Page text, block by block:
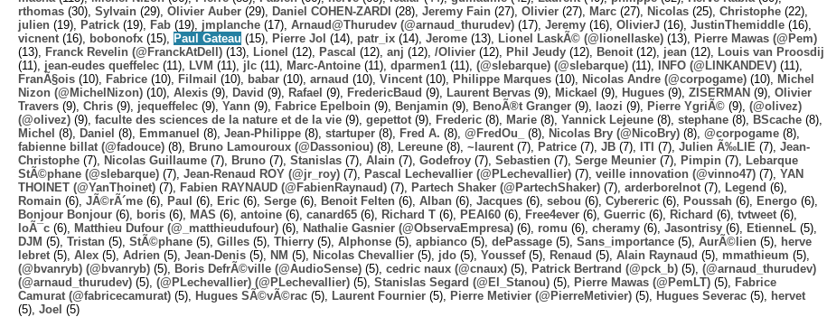
rthomas (30), Sylvain (29), Olivier Auber (29), Daniel COHEN-ZARDI (28), Jeremy Fain (27), Olivier (27), Marc (27), Nicolas (25), Christophe (22),
julien (19), Patrick (19), Fab (19), jmplanche (17), Arnaud@Thurudev (@arnaud_thurudev) (17), Jeremy (16), OlivierJ (16), JustinThemiddle (16),
vicnent (16), bobonofx (15), Paul Gateau (15), Pierre Jol (14), patr_ix (14), Jerome (13), Lionel LaskÃ© (@lionellaske) (13),
Pierre Mawas (@Pem)
(13),
Franck Revelin (@FranckAtDell) (13), Lionel (12), Pascal (12), anj (12), /Olivier (12), Phil Jeudy (12), Benoit (12), jean (12),
Louis van Proosdij
(11), jean-eudes queffelec (11), LVM (11), jlc (11), Marc-Antoine (11), dparmen1 (11), (@slebarque) (@slebarque) (11), INFO (@LINKANDEV) (11),
FranÃ§ois (10), Fabrice (10), Filmail (10), babar (10), arnaud (10), Vincent (10), Philippe Marques (10), Nicolas Andre (@corpogame) (10),
Michel
Nizon (@MichelNizon) (10), Alexis (9), David (9), Rafael (9), FredericBaud (9), Laurent Bervas (9), Mickael (9), Hugues (9), ZISERMAN (9), Olivier
Travers (9), Chris (9), jequeffelec (9), Yann (9), Fabrice Epelboin (9), Benjamin (9), BenoÃ®t Granger (9), laozi (9), Pierre YgriÃ© (9), (@olivez)
(@olivez) (9), faculte des sciences de la nature et de la vie (9), gepettot (9), Frederic (8), Marie (8), Yannick Lejeune (8), stephane (8), BScache (8),
Michel (8), Daniel (8), Emmanuel (8), Jean-Philippe (8), startuper (8), Fred A. (8), @FredOu_ (8), Nicolas Bry (@NicoBry) (8), @corpogame (8),
fabienne billat (@fadouce) (8), Bruno Lamouroux (@Dassoniou) (8), Lereune (8), ~laurent (7), Patrice (7), JB (7), ITI (7), Julien Ã‰LIE (7), Jean-
Christophe (7), Nicolas Guillaume (7), Bruno (7), Stanislas (7), Alain (7), Godefroy (7), Sebastien (7), Serge Meunier (7), Pimpin (7),
Lebarque
StÃ©phane (@slebarque) (7), Jean-Renaud ROY (@jr_roy) (7), Pascal Lechevallier (@PLechevallier) (7), veille innovation (@vinno47) (7), YAN
THOINET (@YanThoinet) (7), Fabien RAYNAUD (@FabienRaynaud) (7), Partech Shaker (@PartechShaker) (7), arderborelnot (7), Legend (6),
Romain (6), JÃ©rÃ´me (6), Paul (6), Eric (6), Serge (6), Benoit Felten (6), Alban (6), Jacques (6), sebou (6), Cybereric (6), Poussah (6), Energo (6),
Bonjour Bonjour (6), boris (6), MAS (6), antoine (6), canard65 (6), Richard T (6), PEAI60 (6), Free4ever (6), Guerric (6), Richard (6), tvtweet (6),
loÃ¯c (6), Matthieu Dufour (@_matthieudufour) (6), Nathalie Gasnier (@ObservaEmpresa) (6), romu (6), cheramy (6), Jasontrisy (6), EtienneL (5),
DJM (5), Tristan (5), StÃ©phane (5), Gilles (5), Thierry (5), Alphonse (5), apbianco (5), dePassage (5), Sans_importance (5), AurÃ©lien (5),
herve
lebret (5), Alex (5), Adrien (5), Jean-Denis (5), NM (5), Nicolas Chevallier (5), jdo (5), Youssef(5), Renaud (5), Alain Raynaud (5), mmathieum (5),
(@bvanryb) (@bvanryb) (5), Boris DefrÃ©ville (@AudioSense) (5), cedric naux (@cnaux) (5), Patrick Bertrand (@pck_b) (5), (@arnaud_thurudev)
(@arnaud_thurudev) (5), (@PLechevallier) (@PLechevallier) (5), Stanislas Segard (@El_Stanou) (5), Pierre Mawas (@PemLT) (5),
Fabrice
Camurat (@fabricecamurat) (5), Hugues SÃ©vÃ©rac (5), Laurent Fournier (5), Pierre Metivier (@PierreMetivier) (5), Hugues Severac (5),
hervet
(5), Joel (5)